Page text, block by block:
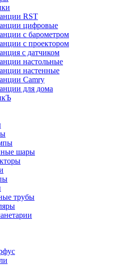
RST
цифровые
с барометром
с проектором
с датчиком
настольные
настенные
Camry
для дома
шары
трубы